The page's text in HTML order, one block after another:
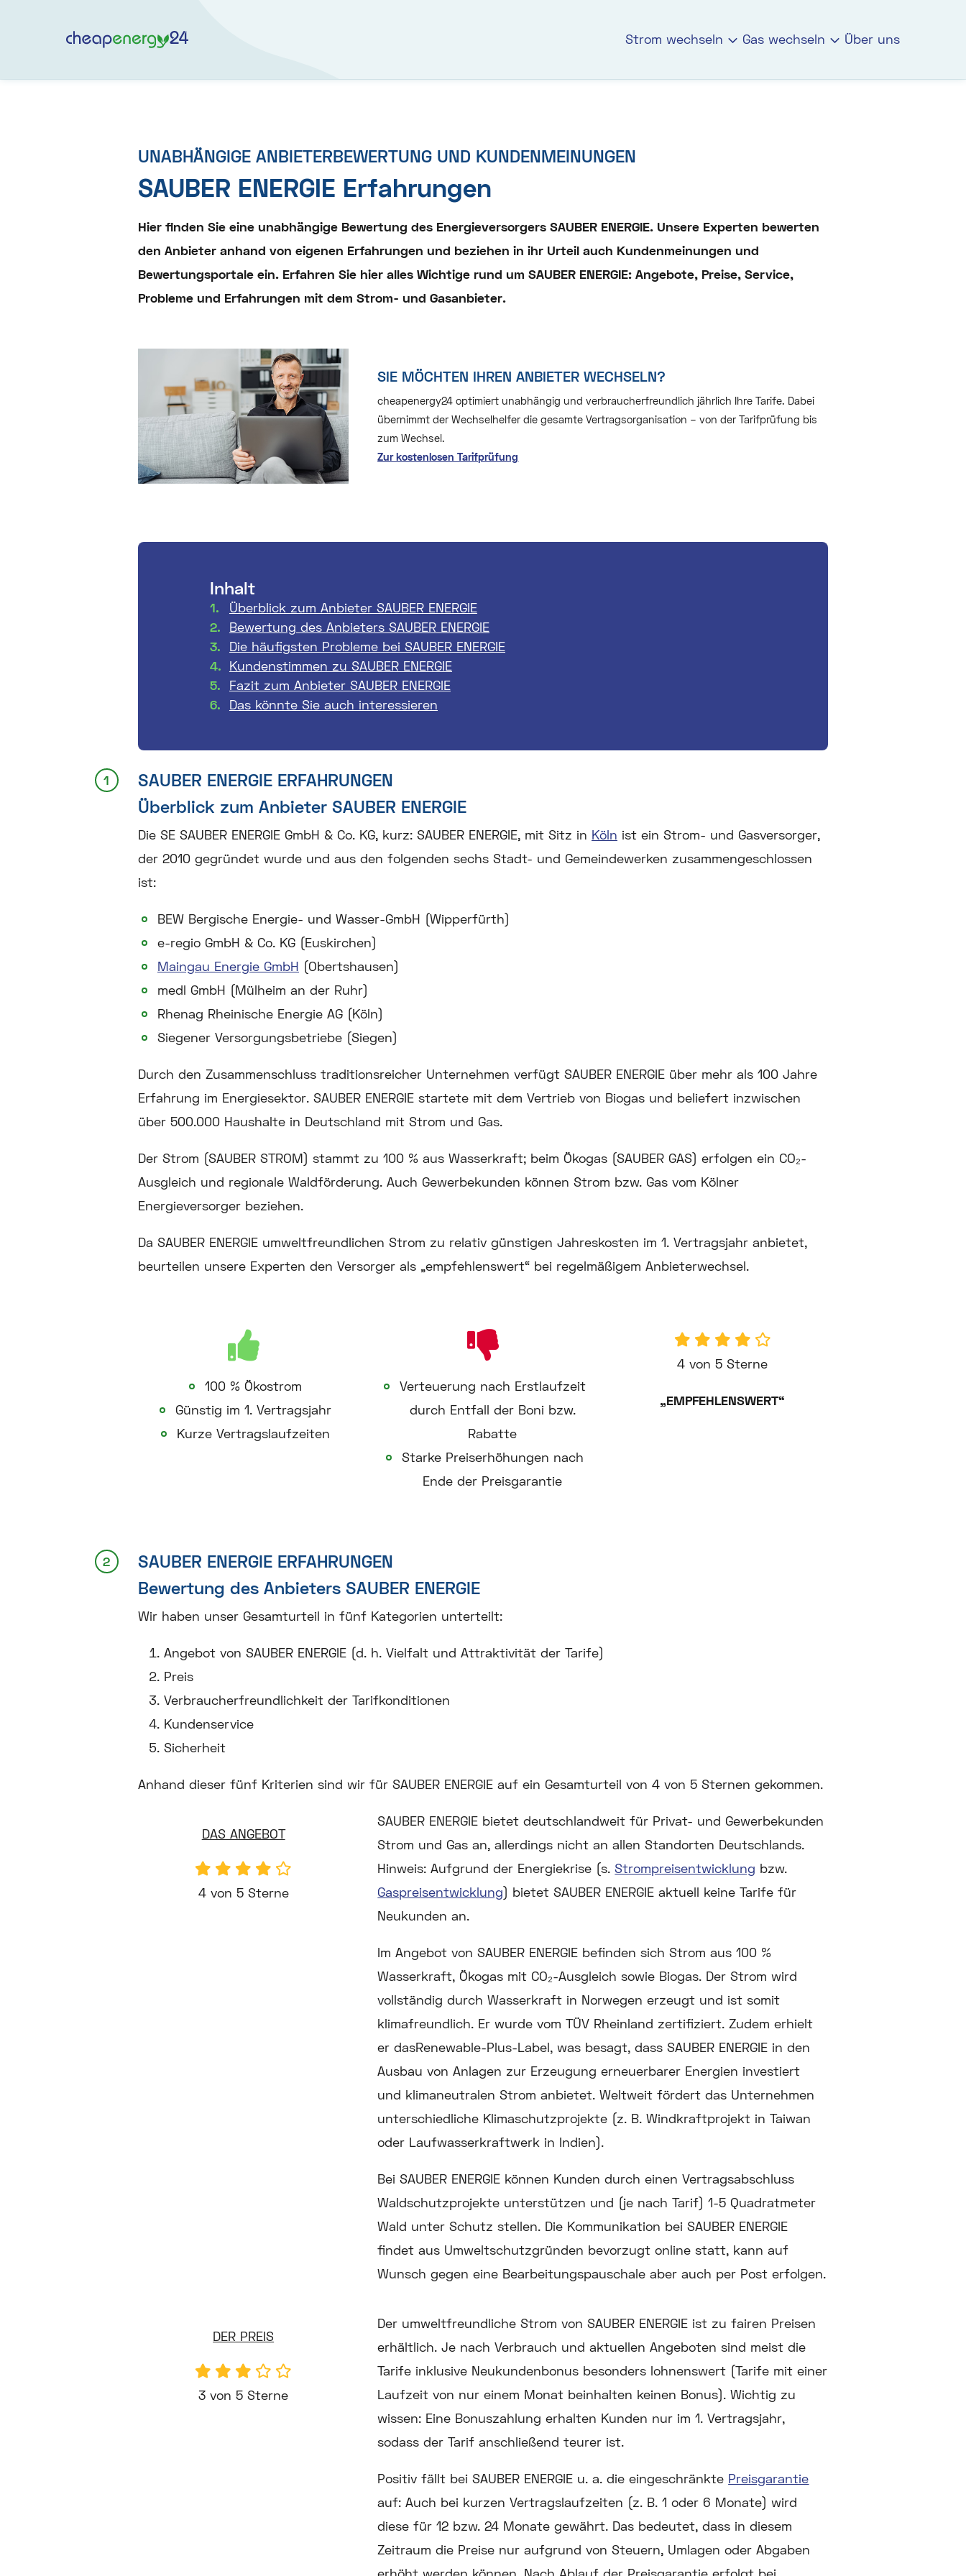
Strom wechseln Gas wechseln Über uns
UNABHÄNGIGE ANBIETERBEWERTUNG UND KUNDENMEINUNGEN
SAUBER ENERGIE Erfahrungen
Hier finden Sie eine unabhängige Bewertung des Energieversorgers SAUBER ENERGIE. Unsere Experten bewerten
den Anbieter anhand von eigenen Erfahrungen und beziehen in ihr Urteil auch Kundenmeinungen und
Bewertungsportale ein. Erfahren Sie hier alles Wichtige rund um SAUBER ENERGIE: Angebote, Preise, Service,
Probleme und Erfahrungen mit dem Strom- und Gasanbieter.
SIE MÖCHTEN IHREN ANBIETER WECHSELN?
cheapenergy24 optimiert unabhängig und verbraucherfreundlich jährlich Ihre Tarife. Dabei
übernimmt der Wechselhelfer die gesamte Vertragsorganisation – von der Tarifprüfung bis
zum Wechsel.
Zur kostenlosen Tarifprüfung
Inhalt
Überblick zum Anbieter SAUBER ENERGIE
Bewertung des Anbieters SAUBER ENERGIE
Die häufigsten Probleme bei SAUBER ENERGIE
Kundenstimmen zu SAUBER ENERGIE
Fazit zum Anbieter SAUBER ENERGIE
Das könnte Sie auch interessieren
SAUBER ENERGIE ERFAHRUNGEN
Überblick zum Anbieter SAUBER ENERGIE
Die SE SAUBER ENERGIE GmbH & Co. KG, kurz: SAUBER ENERGIE, mit Sitz in Köln ist ein Strom- und Gasversorger,
der 2010 gegründet wurde und aus den folgenden sechs Stadt- und Gemeindewerken zusammengeschlossen
ist:
BEW Bergische Energie- und Wasser-GmbH (Wipperfürth)
e-regio GmbH & Co. KG (Euskirchen)
Maingau Energie GmbH (Obertshausen)
medl GmbH (Mülheim an der Ruhr)
Rhenag Rheinische Energie AG (Köln)
Siegener Versorgungsbetriebe (Siegen)
Durch den Zusammenschluss traditionsreicher Unternehmen verfügt SAUBER ENERGIE über mehr als 100 Jahre
Erfahrung im Energiesektor. SAUBER ENERGIE startete mit dem Vertrieb von Biogas und beliefert inzwischen
über 500.000 Haushalte in Deutschland mit Strom und Gas.
Der Strom (SAUBER STROM) stammt zu 100 % aus Wasserkraft; beim Ökogas (SAUBER GAS) erfolgen ein CO₂-
Ausgleich und regionale Waldförderung. Auch Gewerbekunden können Strom bzw. Gas vom Kölner
Energieversorger beziehen.
Da SAUBER ENERGIE umweltfreundlichen Strom zu relativ günstigen Jahreskosten im 1. Vertragsjahr anbietet,
beurteilen unsere Experten den Versorger als „empfehlenswert“ bei regelmäßigem Anbieterwechsel.
100 % Ökostrom
Günstig im 1. Vertragsjahr
Kurze Vertragslaufzeiten
Verteuerung nach Erstlaufzeit
durch Entfall der Boni bzw.
Rabatte
Starke Preiserhöhungen nach
Ende der Preisgarantie
4 von 5 Sterne
„EMPFEHLENSWERT“
SAUBER ENERGIE ERFAHRUNGEN
Bewertung des Anbieters SAUBER ENERGIE
Wir haben unser Gesamturteil in fünf Kategorien unterteilt:
Angebot von SAUBER ENERGIE (d. h. Vielfalt und Attraktivität der Tarife)
Preis
Verbraucherfreundlichkeit der Tarifkonditionen
Kundenservice
Sicherheit
Anhand dieser fünf Kriterien sind wir für SAUBER ENERGIE auf ein Gesamturteil von 4 von 5 Sternen gekommen.
DAS ANGEBOT
4 von 5 Sterne
SAUBER ENERGIE bietet deutschlandweit für Privat- und Gewerbekunden
Strom und Gas an, allerdings nicht an allen Standorten Deutschlands.
Hinweis: Aufgrund der Energiekrise (s.Strompreisentwicklung bzw.
Gaspreisentwicklung) bietet SAUBER ENERGIE aktuell keine Tarife für
Neukunden an.
Im Angebot von SAUBER ENERGIE befinden sich Strom aus 100 %
Wasserkraft, Ökogas mit CO₂-Ausgleich sowie Biogas. Der Strom wird
vollständig durch Wasserkraft in Norwegen erzeugt und ist somit
klimafreundlich. Er wurde vom TÜV Rheinland zertifiziert. Zudem erhielt
er dasRenewable-Plus-Label, was besagt, dass SAUBER ENERGIE in den
Ausbau von Anlagen zur Erzeugung erneuerbarer Energien investiert
und klimaneutralen Strom anbietet. Weltweit fördert das Unternehmen
unterschiedliche Klimaschutzprojekte (z. B. Windkraftprojekt in Taiwan
oder Laufwasserkraftwerk in Indien).
Bei SAUBER ENERGIE können Kunden durch einen Vertragsabschluss
Waldschutzprojekte unterstützen und (je nach Tarif) 1-5 Quadratmeter
Wald unter Schutz stellen. Die Kommunikation bei SAUBER ENERGIE
findet aus Umweltschutzgründen bevorzugt online statt, kann auf
Wunsch gegen eine Bearbeitungspauschale aber auch per Post erfolgen.
DER PREIS
3 von 5 Sterne
Der umweltfreundliche Strom von SAUBER ENERGIE ist zu fairen Preisen
erhältlich. Je nach Verbrauch und aktuellen Angeboten sind meist die
Tarife inklusive Neukundenbonus besonders lohnenswert (Tarife mit einer
Laufzeit von nur einem Monat beinhalten keinen Bonus). Wichtig zu
wissen: Eine Bonuszahlung erhalten Kunden nur im 1. Vertragsjahr,
sodass der Tarif anschließend teurer ist.
Positiv fällt bei SAUBER ENERGIE u. a. die eingeschränkte Preisgarantie
auf: Auch bei kurzen Vertragslaufzeiten (z. B. 1 oder 6 Monate) wird
diese für 12 bzw. 24 Monate gewährt. Das bedeutet, dass in diesem
Zeitraum die Preise nur aufgrund von Steuern, Umlagen oder Abgaben